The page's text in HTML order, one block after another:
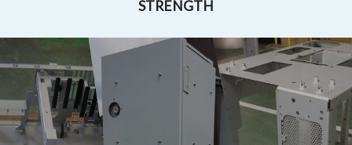
STRENGTH